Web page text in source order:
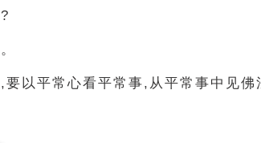
以平常心看平常事,从平常事中见佛